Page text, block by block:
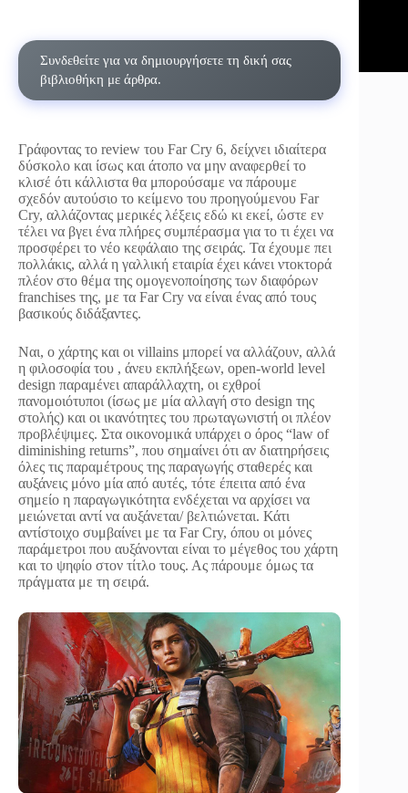
Συνδεθείτε για να δημιουργήσετε τη δική σας
βιβλιοθήκη με άρθρα.
Γράφοντας το review του Far Cry 6, δείχνει ιδιαίτερα
δύσκολο και ίσως και άτοπο να μην αναφερθεί το
κλισέ ότι κάλλιστα θα μπορούσαμε να πάρουμε
σχεδόν αυτούσιο το κείμενο του προηγούμενου Far
Cry, αλλάζοντας μερικές λέξεις εδώ κι εκεί, ώστε εν
τέλει να βγει ένα πλήρες συμπέρασμα για το τι έχει να
προσφέρει το νέο κεφάλαιο της σειράς. Τα έχουμε πει
πολλάκις, αλλά η γαλλική εταιρία έχει κάνει ντοκτορά
πλέον στο θέμα της ομογενοποίησης των διαφόρων
franchises της, με τα Far Cry να είναι ένας από τους
βασικούς διδάξαντες.
Ναι, ο χάρτης και οι villains μπορεί να αλλάζουν, αλλά
η φιλοσοφία του , άνευ εκπλήξεων, open-world level
design παραμένει απαράλλαχτη, οι εχθροί
πανομοιότυποι (ίσως με μία αλλαγή στο design της
στολής) και οι ικανότητες του πρωταγωνιστή οι πλέον
προβλέψιμες. Στα οικονομικά υπάρχει ο όρος “law of
diminishing returns”, που σημαίνει ότι αν διατηρήσεις
όλες τις παραμέτρους της παραγωγής σταθερές και
αυξάνεις μόνο μία από αυτές, τότε έπειτα από ένα
σημείο η παραγωγικότητα ενδέχεται να αρχίσει να
μειώνεται αντί να αυξάνεται/ βελτιώνεται. Κάτι
αντίστοιχο συμβαίνει με τα Far Cry, όπου οι μόνες
παράμετροι που αυξάνονται είναι το μέγεθος του χάρτη
και το ψηφίο στον τίτλο τους. Ας πάρουμε όμως τα
πράγματα με τη σειρά.